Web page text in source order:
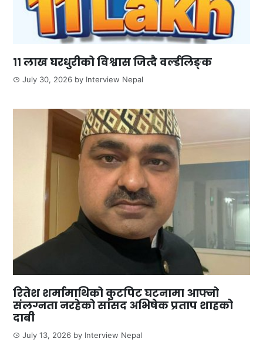
११ लाख घरधुरीको विश्वास जित्दै वर्ल्डलिङ्क
July 30, 2026 by Interview Nepal
रितेश शर्मामाथिको कुटपिट घटनामा आफ्नो
संलग्नता नरहेको सांसद अभिषेक प्रताप शाहको
दाबी
July 13, 2026 by Interview Nepal